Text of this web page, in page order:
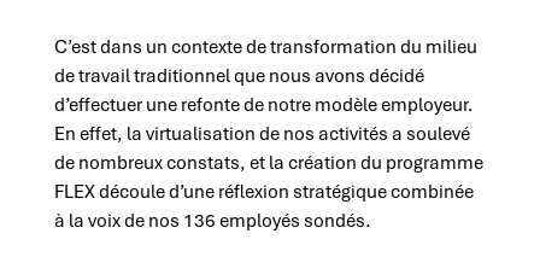
C’est dans un contexte de transformation du milieu
de travail traditionnel que nous avons décidé
d’effectuer une refonte de notre modèle employeur.
En effet, la virtualisation de nos activités a soulevé
de nombreux constats, et la création du programme
FLEX découle d’une réflexion stratégique combinée
à la voix de nos 136 employés sondés.